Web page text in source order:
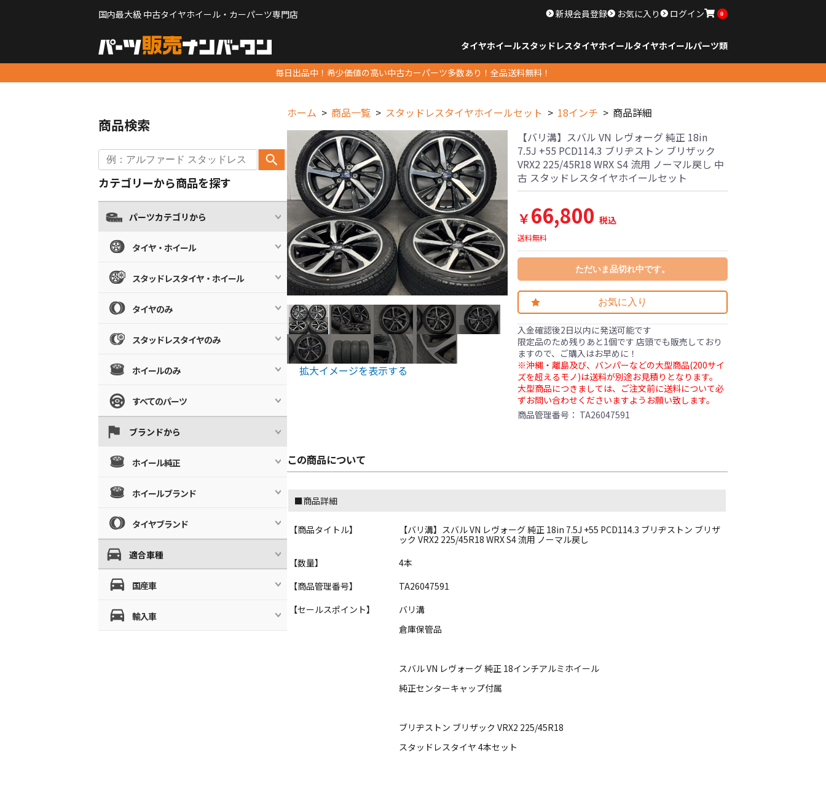
国内最大級 中古タイヤホイール・カーパーツ専門店 新規会員登録 お気に入り ログイン 0
タイヤホイールスタッドレスタイヤホイールタイヤホイールパーツ類
毎日出品中！希少価値の高い中古カーパーツ多数あり！全品送料無料！
ホーム 商品一覧 スタッドレスタイヤホイールセット 18インチ 商品詳細
拡大イメージを表示する
【バリ溝】スバル VN レヴォーグ 純正 18in
7.5J +55 PCD114.3 ブリヂストン ブリザック
VRX2 225/45R18 WRX S4 流用 ノーマル戻し 中
古 スタッドレスタイヤホイールセット
￥66,800 税込
送料無料
ただいま品切れ中です。
お気に入り
入金確認後2日以内に発送可能です
限定品のため残りあと1個です 店頭でも販売しており
ますので、ご購入はお早めに！
※沖縄・離島及び、バンパーなどの大型商品(200サイ
ズを超えるモノ)は送料が別途お見積りとなります。
大型商品につきましては、ご注文前に送料について必
ずお問い合わせくださいますようお願い致します。
商品管理番号： TA26047591
この商品について
■商品詳細
【商品タイトル】
【バリ溝】スバル VN レヴォーグ 純正 18in 7.5J +55 PCD114.3 ブリヂストン ブリザ
ック VRX2 225/45R18 WRX S4 流用 ノーマル戻し
【数量】
4本
【商品管理番号】
TA26047591
【セールスポイント】
バリ溝
倉庫保管品
スバル VN レヴォーグ 純正 18インチアルミホイール
純正センターキャップ付属
ブリヂストン ブリザック VRX2 225/45R18
スタッドレスタイヤ 4本セット
商品検索
カテゴリーから商品を探す
パーツカテゴリから
タイヤ・ホイール
スタッドレスタイヤ・ホイール
タイヤのみ
スタッドレスタイヤのみ
ホイールのみ
すべてのパーツ
ブランドから
ホイール純正
ホイールブランド
タイヤブランド
適合車種
国産車
輸入車